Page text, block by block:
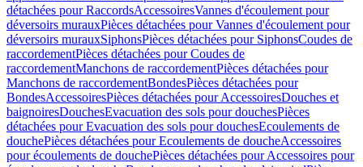
détachées pour RaccordsAccessoiresVannes d'écoulement pour
déversoirs murauxPièces détachées pour Vannes d'écoulement pour
déversoirs murauxSiphonsPièces détachées pour SiphonsCoudes de
raccordementPièces détachées pour Coudes de
raccordementManchons de raccordementPièces détachées pour
Manchons de raccordementBondesPièces détachées pour
BondesAccessoiresPièces détachées pour AccessoiresDouches et
baignoiresDouchesEvacuation des sols pour douchesPièces
détachées pour Evacuation des sols pour douchesEcoulements de
douchePièces détachées pour Ecoulements de doucheAccessoires
pour écoulements de douchePièces détachées pour Accessoires pour